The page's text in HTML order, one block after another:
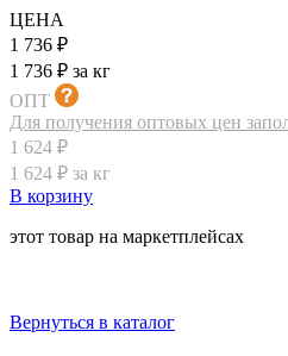
ЦЕНА
1 736 ₽
1 736 ₽ за кг
ОПТ
Для получения оптовых цен
1 624 ₽
1 624 ₽ за кг
В корзину
этот товар на маркетплейсах
Вернуться в каталог